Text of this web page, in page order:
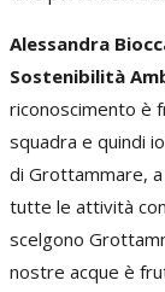
Alessandra
Sostenibilità
riconoscimento è
squadra e quindi
di Grottammare,
tutte le attività
scelgono
nostre acque è